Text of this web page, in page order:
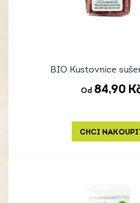
BIO Kustovnice
Od 84,90
CHCI